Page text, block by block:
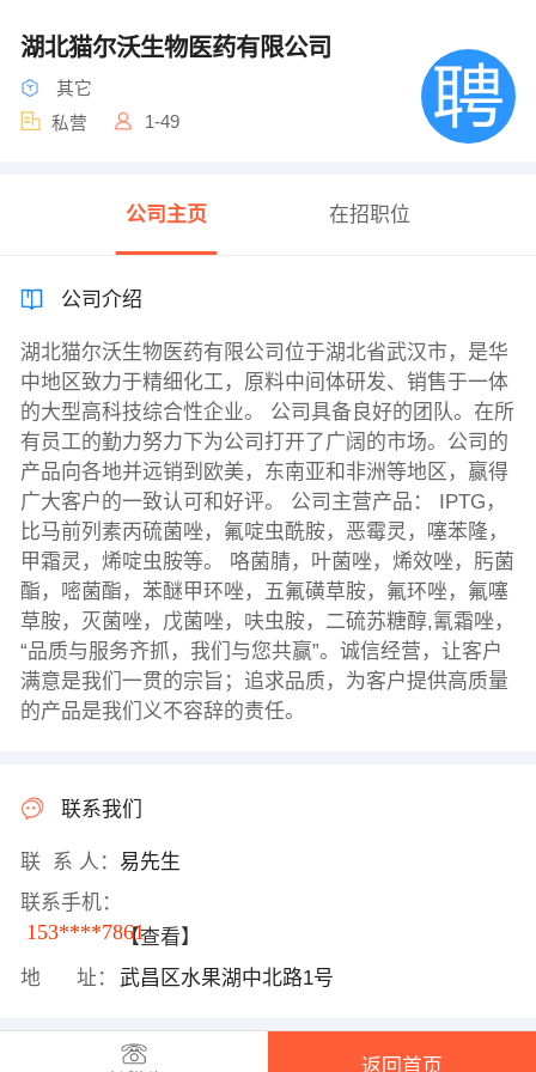
湖北猫尔沃生物医药有限公司
其它
私营
1-49
公司主页 在招职位
公司介绍
湖北猫尔沃生物医药有限公司位于湖北省武汉市，是华
中地区致力于精细化工，原料中间体研发、销售于一体
的大型高科技综合性企业。 公司具备良好的团队。在所
有员工的勤力努力下为公司打开了广阔的市场。公司的
产品向各地并远销到欧美，东南亚和非洲等地区，赢得
广大客户的一致认可和好评。 公司主营产品： IPTG，
比马前列素丙硫菌唑，氟啶虫酰胺，恶霉灵，噻苯隆，
甲霜灵，烯啶虫胺等。 咯菌腈，叶菌唑，烯效唑，肟菌
酯，嘧菌酯，苯醚甲环唑，五氟磺草胺，氟环唑，氟噻
草胺，灭菌唑，戊菌唑，呋虫胺，二硫苏糖醇,氰霜唑，
“品质与服务齐抓，我们与您共赢”。诚信经营，让客户
满意是我们一贯的宗旨；追求品质，为客户提供高质量
的产品是我们义不容辞的责任。
联系我们
联 系 人： 易先生
联系手机：
153****7861【查看】
地 址：
武昌区水果湖中北路1号
返回首页